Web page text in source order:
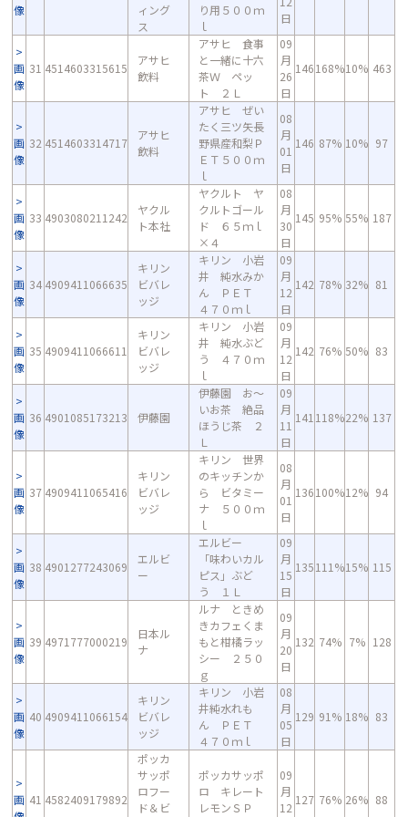
像
ィング
ス
り用５００ｍ
ｌ
日
画
像
31 4514603315615
アサヒ
飲料
アサヒ 食事
と一緒に十六
茶Ｗ ペッ
ト ２Ｌ
09
月
26
日
146168%10% 463
画
像
32 4514603314717
アサヒ
飲料
アサヒ ぜい
たく三ツ矢長
野県産和梨Ｐ
ＥＴ５００ｍ
ｌ
08
月
01
日
146 87% 10% 97
画
像
33 4903080211242
ヤクル
ト本社
ヤクルト ヤ
クルトゴール
ド ６５ｍｌ
×４
08
月
30
日
145 95% 55% 187
画
像
34 4909411066635
キリン
ビバレ
ッジ
キリン 小岩
井 純水みか
ん ＰＥＴ
４７０ｍｌ
09
月
12
日
142 78% 32% 81
画
像
35 4909411066611
キリン
ビバレ
ッジ
キリン 小岩
井 純水ぶど
う ４７０ｍ
ｌ
09
月
12
日
142 76% 50% 83
画
像
36 4901085173213 伊藤園
伊藤園 お～
いお茶 絶品
ほうじ茶 ２
Ｌ
09
月
11
日
141 118%22% 137
画
像
37 4909411065416
キリン
ビバレ
ッジ
キリン 世界
のキッチンか
ら ビタミー
ナ ５００ｍ
ｌ
08
月
01
日
136100%12% 94
画
像
38 4901277243069
エルビ
ー
エルビー
「味わいカル
ピス」ぶど
う １Ｌ
09
月
15
日
135111%15% 115
画
像
39 4971777000219
日本ル
ナ
ルナ ときめ
きカフェくま
もと柑橘ラッ
シー ２５０
ｇ
09
月
20
日
132 74% 7% 128
画
像
40 4909411066154
キリン
ビバレ
ッジ
キリン 小岩
井純水れも
ん ＰＥＴ
４７０ｍｌ
08
月
05
日
129 91% 18% 83
画 41 4582409179892
ポッカ
サッポ
ロフー
ド＆ビ
ポッカサッポ
ロ キレート
レモンＳＰ
09
月
12
127 76% 26% 88